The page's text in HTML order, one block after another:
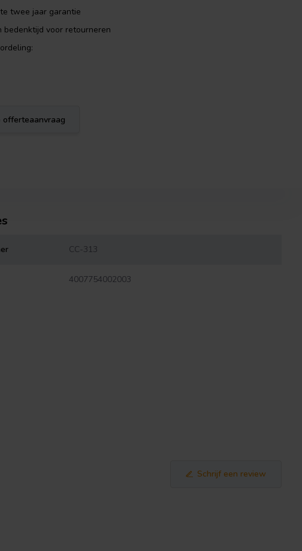
twee jaar garantie
bedenktijd voor retourneren
offerteaanvraag
CC-313
4007754002003
Schrijf een review